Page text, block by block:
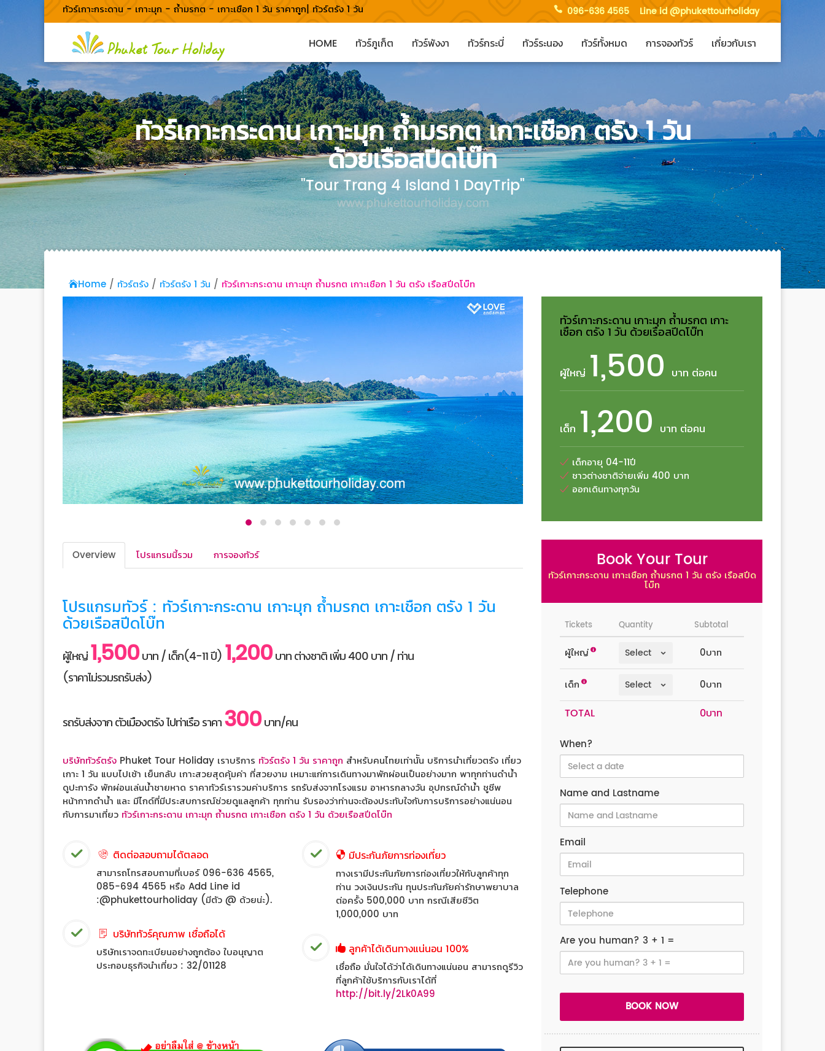
ทัวร์เกาะกระดาน - เกาะมุก - ถ้ำมรกต - เกาะเชือก 1 วัน ราคาถูก| ทัวร์ตรัง 1 วัน 096-636 4565 Line id @phukettourholiday
HOME ทัวร์ภูเก็ต ทัวร์พังงา ทัวร์กระบี่ ทัวร์ระนอง ทัวร์ทั้งหมด การจองทัวร์ เกี่ยวกับเรา
ทัวร์เกาะกระดาน เกาะมุก ถ้ำมรกต เกาะเชือก ตรัง 1 วัน
ด้วยเรือสปีดโบ๊ท
"Tour Trang 4 Island 1 DayTrip"
Home ทัวร์ตรัง ทัวร์ตรัง 1 วัน ทัวร์เกาะกระดาน เกาะมุก ถ้ำมรกต เกาะเชือก 1 วัน ตรัง เรือสปีดโบ๊ท
Overview โปรแกรมนี้รวม การจองทัวร์
โปรแกรมทัวร์ : ทัวร์เกาะกระดาน เกาะมุก ถ้ำมรกต เกาะเชือก ตรัง 1 วัน
ด้วยเรือสปีดโบ๊ท
ผู้ใหญ่1,500บาท / เด็ก(4-11 ปี) 1,200บาท ต่างชาติ เพิ่ม 400 บาท / ท่าน
(ราคาไม่รวมรถรับส่ง)
รถรับส่งจาก ตัวเมืองตรัง ไปท่าเรือ ราคา300บาท/คน
บริษัททัวร์ตรัง Phuket Tour Holiday เราบริการ ทัวร์ตรัง 1 วัน ราคาถูก สำหรับคนไทยเท่านััน บริการนำเที่ยวตรัง เที่ยว
เกาะ 1 วัน แบบไปเช้า เย็นกลับ เกาะสวยสุดคุ้มค่า ที่สวยงาม เหมาะแก่การเดินทางมาพักผ่อนเป็นอย่างมาก พาทุกท่านดำน้ำ
ดูปะการัง พักผ่อนเล่นน้ำชายหาด ราคาทัวร์เรารวมค่าบริการ รถรับส่งจากโรงแรม อาหารกลางวัน อุปกรณ์ดำน้ำ ชูชีพ
หน้ากากดำน้ำ และ มีไกด์ที่มีประสบการณ์ช่วยดูแลลูกค้า ทุกท่าน รับรองว่าท่านจะต้องประทับใจกับการบริการอย่างแน่นอน
กับการมาเที่ยว ทัวร์เกาะกระดาน เกาะมุก ถ้ำมรกต เกาะเชือก ตรัง 1 วัน ด้วยเรือสปีดโบ๊ท
ติดต่อสอบถามได้ตลอด
สามารถโทรสอบถามที่เบอร์ 096-636 4565,
085-694 4565 หรือ Add Line id
:@phukettourholiday (มีตัว @ ด้วยน่ะ).
บริษัททัวร์คุณภาพ เชื่อถือได้
บริษัทเราจดทะเบียนอย่างถูกต้อง ใบอนุญาต
ประกอบธุรกิจนำเที่ยว : 32/01128
มีประกันภัยการท่องเที่ยว
ทางเรามีประกันภัยการท่องเที่ยวให้กับลูกค้าทุก
ท่าน วงเงินประกัน ทุนประกันภัยค่ารักษาพยาบาล
ต่อครั้ง 500,000 บาท กรณีเสียชีวิต
1,000,000 บาท
ลูกค้าได้เดินทางแน่นอน 100%
เชื่อถือ มั่นใจได้ว่าได้เดินทางแน่นอน สามารถดูรีวิว
ที่ลูกค้าใช้บริการกับเราได้ที่
http://bit.ly/2Lk0A99
ทัวร์เกาะกระดาน เกาะมุก ถ้ำมรกต เกาะ
เชือก ตรัง 1 วัน ด้วยเรือสปีดโบ๊ท
ผู้ใหญ่ 1,500 บาท ต่อคน
เด็ก 1,200 บาท ต่อคน
เด็กอายุ 04-11ปี
ชาวต่างชาติจ่ายเพิ่ม 400 บาท
ออกเดินทางทุกวัน
Book Your Tour
ทัวร์เกาะกระดาน เกาะเชือก ถ้ำมรกต 1 วัน ตรัง เรือสปีด
โบ๊ท
Tickets Quantity Subtotal
TOTAL
ผู้ใหญ่ 0บาท
เด็ก 0บาท
When?
Name and Lastname
Email
Telephone
Are you human? 3 + 1 =